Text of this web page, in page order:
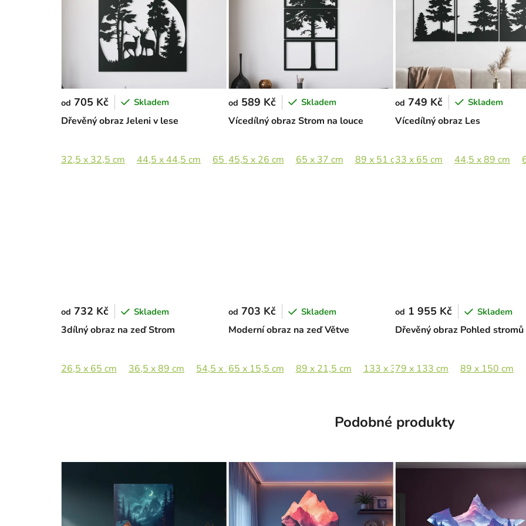
Dřevěný obraz Jeleni v lese
od 705 Kč Skladem
32,5 x 32,5 cm 44,5 x 44,5 cm 65 x 65 cm 89 x 89 cm
Vícedílný obraz Strom na louce
od 589 Kč Skladem
45,5 x 26 cm 65 x 37 cm 89 x 51 cm 133 x 76 cm 155 x 89
Vícedílný obraz Les
od 749 Kč Skladem
33 x 65 cm 44,5 x 89 cm
3dílný obraz na zeď Strom
od 732 Kč Skladem
26,5 x 65 cm 36,5 x 89 cm 54,5 x 133 cm 82 x 200 cm
Moderní obraz na zeď Větve
od 703 Kč Skladem
65 x 15,5 cm 89 x 21,5 cm 133 x 32 cm 183,5 x 44,5 cm
Dřevěný obraz Pohled stromů
od 1 955 Kč Skladem
79 x 133 cm 89 x 150 cm
Podobné produkty